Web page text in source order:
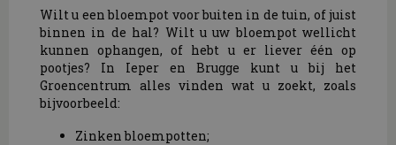
Wilt u een bloempot voor buiten in de tuin, of juist
binnen in de hal? Wilt u uw bloempot wellicht
kunnen ophangen, of hebt u er liever één op
pootjes? In Ieper en Brugge kunt u bij het
Groencentrum alles vinden wat u zoekt, zoals
bijvoorbeeld:
Zinken bloempotten;